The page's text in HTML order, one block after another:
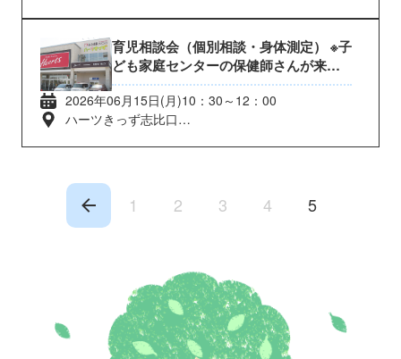
育児相談会（個別相談・身体測定） ※子
ども家庭センターの保健師さんが来て
くれます
2026年06月15日(月)10：30～12：00
ハーツきっず志比口
1 2 3 4 5